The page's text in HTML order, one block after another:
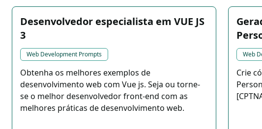
Desenvolvedor especialista em VUE JS
3
Web Development Prompts
Obtenha os melhores exemplos de
desenvolvimento web com Vue js. Seja ou torne-
se o melhor desenvolvedor front-end com as
melhores práticas de desenvolvimento web.
Web
Crie